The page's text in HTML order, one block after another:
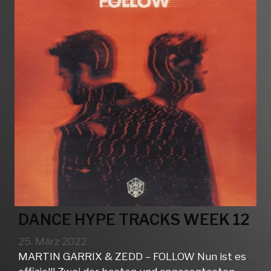
DANCE HYPE TRACKS WEEK 12
25. März 2022
MARTIN GARRIX & ZEDD – FOLLOW Nun ist es